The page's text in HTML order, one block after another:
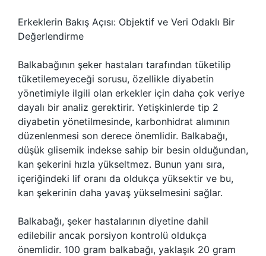
Erkeklerin Bakış Açısı: Objektif ve Veri Odaklı Bir
Değerlendirme
Balkabağının şeker hastaları tarafından tüketilip
tüketilemeyeceği sorusu, özellikle diyabetin
yönetimiyle ilgili olan erkekler için daha çok veriye
dayalı bir analiz gerektirir. Yetişkinlerde tip 2
diyabetin yönetilmesinde, karbonhidrat alımının
düzenlenmesi son derece önemlidir. Balkabağı,
düşük glisemik indekse sahip bir besin olduğundan,
kan şekerini hızla yükseltmez. Bunun yanı sıra,
içeriğindeki lif oranı da oldukça yüksektir ve bu,
kan şekerinin daha yavaş yükselmesini sağlar.
Balkabağı, şeker hastalarının diyetine dahil
edilebilir ancak porsiyon kontrolü oldukça
önemlidir. 100 gram balkabağı, yaklaşık 20 gram